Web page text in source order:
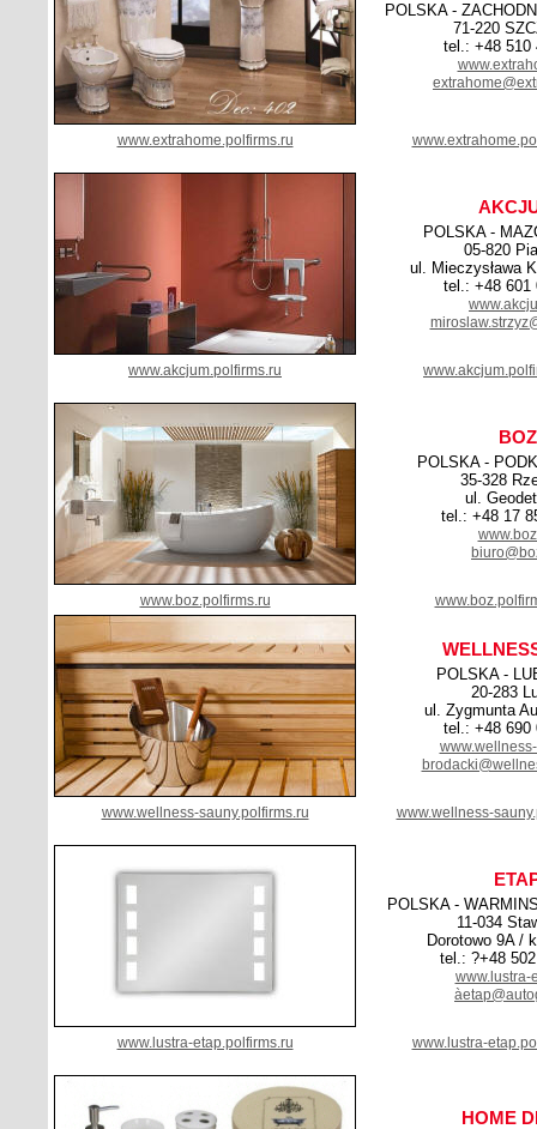
POLSKA -
71-220
tel.: +48 510
www.extrahome.polfirms.ru
POLSKA -
05-820
ul. Mieczysława
tel.: +48 601
www.akcjum.polfirms.ru
BOZ
POLSKA -
35-328
ul.
tel.: +48 17
www.boz.polfirms.ru
POLSKA -
20-283
ul. Zygmunta
tel.: +48 690
www.wellness-sauny.polfirms.ru www.wellness-
POLSKA -
11-034
Dorotowo 9A /
tel.: ?+48
www.lustra-
www.lustra-etap.polfirms.ru www.lustra-
HOME